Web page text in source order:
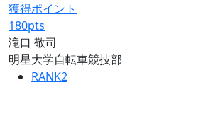
獲得ポイント
180pts
滝口 敬司
明星大学自転車競技部
RANK2